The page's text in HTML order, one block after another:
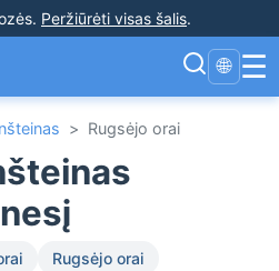
. Peržiūrėti visas šalis.
🌐 ☰
> Rugsėjo orai
Rugsėjo orai